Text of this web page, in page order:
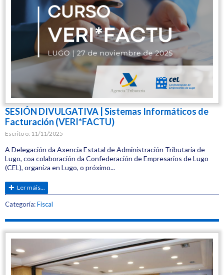
SESIÓN DIVULGATIVA | Sistemas Informáticos de
Facturación (VERI*FACTU)
Escrito o: 11/11/2025
A Delegación da Axencia Estatal de Administración Tributaria de
Lugo, coa colaboración da Confederación de Empresarios de Lugo
(CEL), organiza en Lugo, o próximo...
Ler máis...
Categoría:Fiscal
Etiquetas:
Xornadas